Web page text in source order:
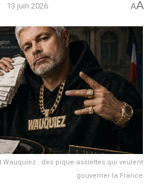
13 juin 2026 AA
: des pique-assiettes qui veulent
gouverner la France